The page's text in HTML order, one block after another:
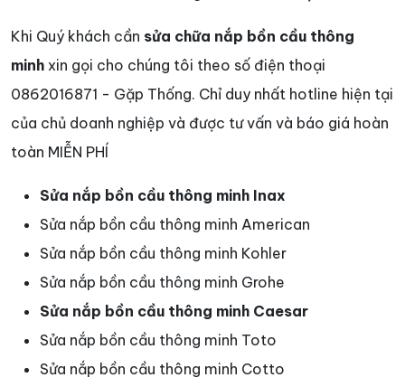
Khi Quý khách cần sửa chữa nắp bồn cầu thông
minh xin gọi cho chúng tôi theo số điện thoại
0862016871 - Gặp Thống. Chỉ duy nhất hotline hiện tại
của chủ doanh nghiệp và được tư vấn và báo giá hoàn
toàn MIỄN PHÍ
Sửa nắp bồn cầu thông minh Inax
Sửa nắp bồn cầu thông minh American
Sửa nắp bồn cầu thông minh Kohler
Sửa nắp bồn cầu thông minh Grohe
Sửa nắp bồn cầu thông minh Caesar
Sửa nắp bồn cầu thông minh Toto
Sửa nắp bồn cầu thông minh Cotto